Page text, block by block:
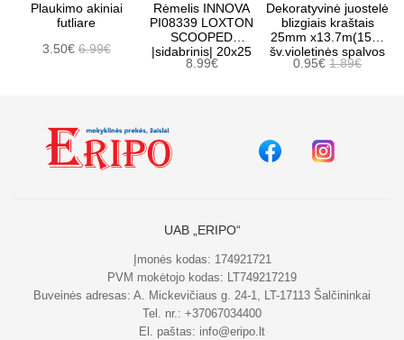
Plaukimo akiniai
futliare
3.50€6.99€
Rėmelis INNOVA
PI08339 LOXTON
SCOOPED
|sidabrinis| 20x25
8.99€
Dekoratyvinė juostelė
blizgiais kraštais
25mm x13.7m(15Y)
šv.violetinės spalvos
0.95€1.89€
UAB „ERIPO“
Įmonės kodas: 174921721
PVM mokėtojo kodas: LT749217219
Buveinės adresas: A. Mickevičiaus g. 24-1, LT-17113 Šalčininkai
Tel. nr.: +37067034400
El. paštas: info@eripo.lt